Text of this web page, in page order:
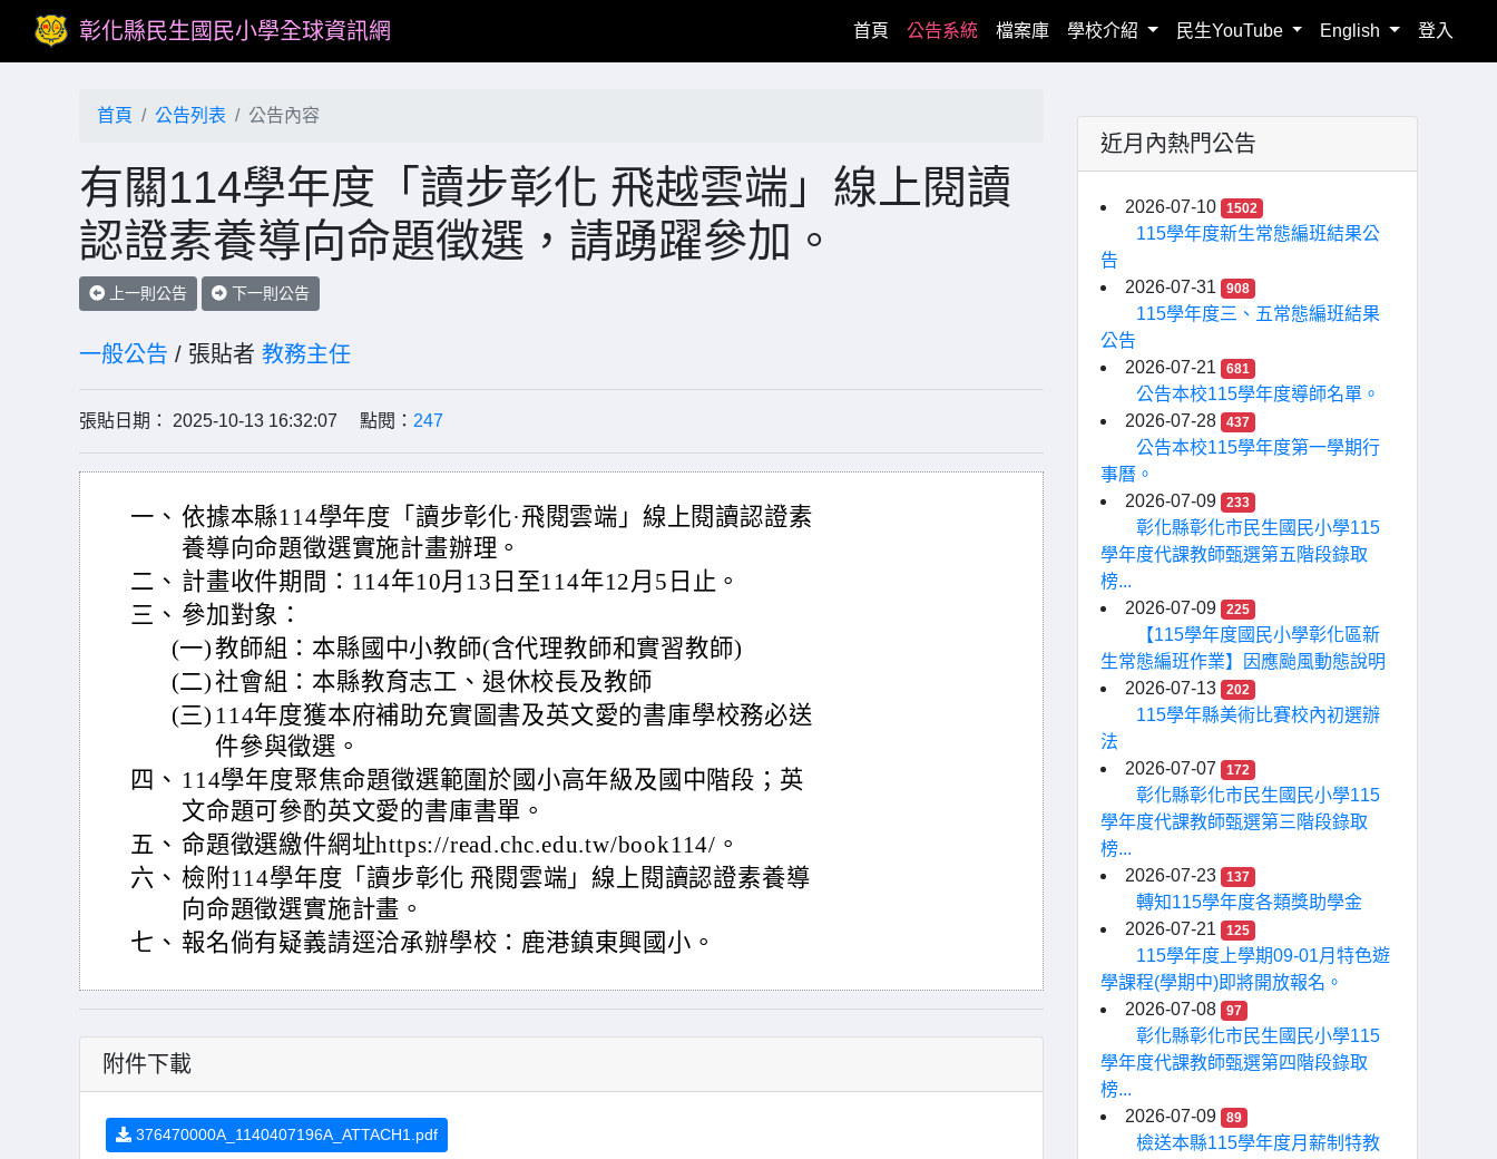
彰化縣民生國民小學全球資訊網 首頁(current)
公告系統 檔案庫 學校介紹 民生YouTube English 登入
首頁 公告列表 公告內容
有關114學年度「讀步彰化 飛越雲端」線上閱讀
認證素養導向命題徵選，請踴躍參加。
上一則公告 下一則公告
一般公告 / 張貼者 教務主任
張貼日期： 2025-10-13 16:32:07 點閱： 247
一、 依據本縣114學年度「讀步彰化·飛閱雲端」線上閱讀認證素
養導向命題徵選實施計畫辦理。
二、 計畫收件期間：114年10月13日至114年12月5日止。
三、 參加對象：
(一)教師組：本縣國中小教師(含代理教師和實習教師)
(二)社會組：本縣教育志工、退休校長及教師
(三) 114年度獲本府補助充實圖書及英文愛的書庫學校務必送
件參與徵選。
四、 114學年度聚焦命題徵選範圍於國小高年級及國中階段；英
文命題可參酌英文愛的書庫書單。
五、 命題徵選繳件網址https://read.chc.edu.tw/book114/。
六、 檢附114學年度「讀步彰化 飛閱雲端」線上閱讀認證素養導
向命題徵選實施計畫。
七、 報名倘有疑義請逕洽承辦學校：鹿港鎮東興國小。
附件下載
376470000A_1140407196A_ATTACH1.pdf
近月內熱門公告
2026-07-10 1502
115學年度新生常態編班結果公
告
2026-07-31
908
115學年度三、五常態編班結果
公告
2026-07-21
681
公告本校115學年度導師名單。
2026-07-28
437
公告本校115學年度第一學期行
事曆。
2026-07-09
233
彰化縣彰化市民生國民小學115
學年度代課教師甄選第五階段錄取
榜...
2026-07-09
225
【115學年度國民小學彰化區新
生常態編班作業】因應颱風動態說明
2026-07-13
202
115學年縣美術比賽校內初選辦
法
2026-07-07
172
彰化縣彰化市民生國民小學115
學年度代課教師甄選第三階段錄取
榜...
2026-07-23
137
轉知115學年度各類獎助學金
2026-07-21
125
115學年度上學期09-01月特色遊
學課程(學期中)即將開放報名。
2026-07-08
97
彰化縣彰化市民生國民小學115
學年度代課教師甄選第四階段錄取
榜...
2026-07-09
89
檢送本縣115學年度月薪制特教